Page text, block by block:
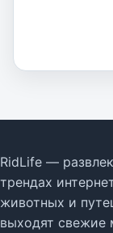
RidLife —
трендах
животных и
выходят свежие